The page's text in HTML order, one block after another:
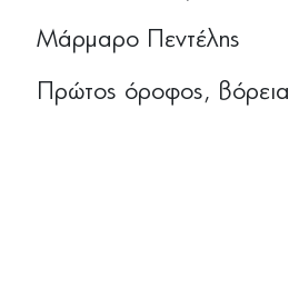
Μάρμαρο Πεντέλης
Πρώτος όροφος, βόρεια